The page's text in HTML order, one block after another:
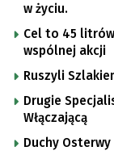
w życiu.
Cel to 45
wspólnej akcji
Ruszyli
Drugie
Włączającą
Duchy